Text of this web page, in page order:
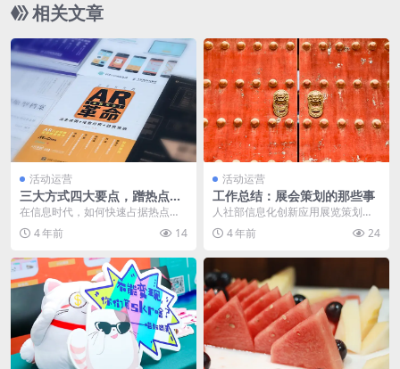
相关文章
活动运营
三大方式四大要点，蹭热点也
可以很优雅
在信息时代，如何快速占据热点话
题，是产品营销手段中非常重要的
一点，个人在总结产品...
4 年前 14
活动运营
工作总结：展会策划的那些事
人社部信息化创新应用展览策划工
作，于个人而言，这是一段如烈火
燃烧的时间的美好见证...
4 年前 24